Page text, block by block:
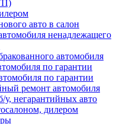
авто в салон
ненадлежащего
автомобиля
по гарантии
по гарантии
ремонт автомобиля
у, негарантийных авто
дилером